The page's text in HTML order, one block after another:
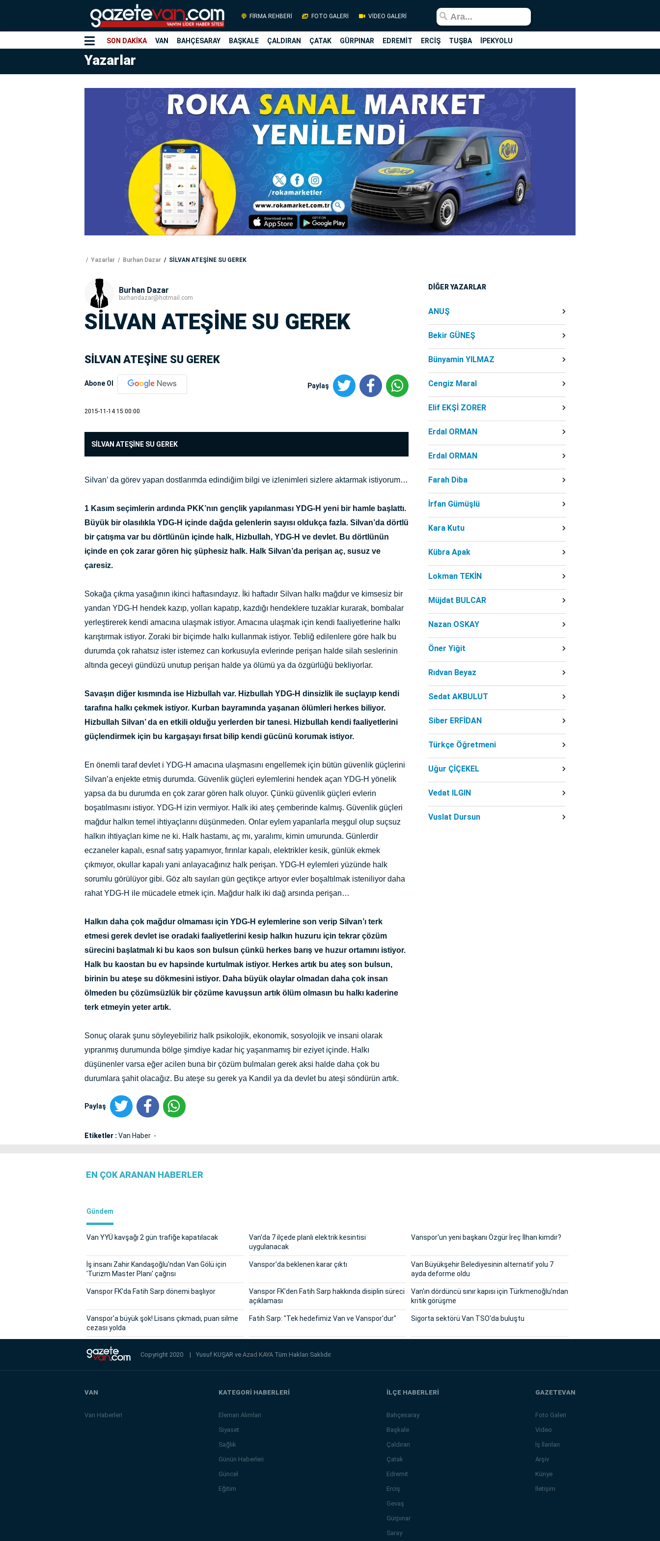
FİRMA REHBERİ FOTO GALERİ VİDEO GALERİ
SON DAKİKA VAN BAHÇESARAY BAŞKALE ÇALDIRAN ÇATAK GÜRPINAR EDREMİT ERCİŞ TUŞBA İPEKYOLU
Yazarlar
Yazarlar Burhan Dazar SİLVAN ATEŞİNE SU GEREK
Burhan Dazar
burhandazar@hotmail.com
SİLVAN ATEŞİNE SU GEREK
SİLVAN ATEŞİNE SU GEREK
Abone Ol Paylaş
2015-11-14 15:00:00
SİLVAN ATEŞİNE SU GEREK
Silvan’ da görev yapan dostlarımda edindiğim bilgi ve izlenimleri sizlere aktarmak istiyorum…
1 Kasım seçimlerin ardında PKK’nın gençlik yapılanması YDG-H yeni bir hamle başlattı.
Büyük bir olasılıkla YDG-H içinde dağda gelenlerin sayısı oldukça fazla. Silvan’da dörtlü
bir çatışma var bu dörtlünün içinde halk, Hizbullah, YDG-H ve devlet. Bu dörtlünün
içinde en çok zarar gören hiç şüphesiz halk. Halk Silvan’da perişan aç, susuz ve
çaresiz.
Sokağa çıkma yasağının ikinci haftasındayız. İki haftadır Silvan halkı mağdur ve kimsesiz bir
yandan YDG-H hendek kazıp, yolları kapatıp, kazdığı hendeklere tuzaklar kurarak, bombalar
yerleştirerek kendi amacına ulaşmak istiyor. Amacına ulaşmak için kendi faaliyetlerine halkı
karıştırmak istiyor. Zoraki bir biçimde halkı kullanmak istiyor. Tebliğ edilenlere göre halk bu
durumda çok rahatsız ister istemez can korkusuyla evlerinde perişan halde silah seslerinin
altında geceyi gündüzü unutup perişan halde ya ölümü ya da özgürlüğü bekliyorlar.
Savaşın diğer kısmında ise Hizbullah var. Hizbullah YDG-H dinsizlik ile suçlayıp kendi
tarafına halkı çekmek istiyor. Kurban bayramında yaşanan ölümleri herkes biliyor.
Hizbullah Silvan’ da en etkili olduğu yerlerden bir tanesi. Hizbullah kendi faaliyetlerini
güçlendirmek için bu kargaşayı fırsat bilip kendi gücünü korumak istiyor.
En önemli taraf devlet i YDG-H amacına ulaşmasını engellemek için bütün güvenlik güçlerini
Silvan’a enjekte etmiş durumda. Güvenlik güçleri eylemlerini hendek açan YDG-H yönelik
yapsa da bu durumda en çok zarar gören halk oluyor. Çünkü güvenlik güçleri evlerin
boşatılmasını istiyor. YDG-H izin vermiyor. Halk iki ateş çemberinde kalmış. Güvenlik güçleri
mağdur halkın temel ihtiyaçlarını düşünmeden. Onlar eylem yapanlarla meşgul olup suçsuz
halkın ihtiyaçları kime ne ki. Halk hastamı, aç mı, yaralımı, kimin umurunda. Günlerdir
eczaneler kapalı, esnaf satış yapamıyor, fırınlar kapalı, elektrikler kesik, günlük ekmek
çıkmıyor, okullar kapalı yani anlayacağınız halk perişan. YDG-H eylemleri yüzünde halk
sorumlu görülüyor gibi. Göz altı sayıları gün geçtikçe artıyor evler boşaltılmak isteniliyor daha
rahat YDG-H ile mücadele etmek için. Mağdur halk iki dağ arsında perişan…
Halkın daha çok mağdur olmaması için YDG-H eylemlerine son verip Silvan’ı terk
etmesi gerek devlet ise oradaki faaliyetlerini kesip halkın huzuru için tekrar çözüm
sürecini başlatmalı ki bu kaos son bulsun çünkü herkes barış ve huzur ortamını istiyor.
Halk bu kaostan bu ev hapsinde kurtulmak istiyor. Herkes artık bu ateş son bulsun,
birinin bu ateşe su dökmesini istiyor. Daha büyük olaylar olmadan daha çok insan
ölmeden bu çözümsüzlük bir çözüme kavuşsun artık ölüm olmasın bu halkı kaderine
terk etmeyin yeter artık.
Sonuç olarak şunu söyleyebiliriz halk psikolojik, ekonomik, sosyolojik ve insani olarak
yıpranmış durumunda bölge şimdiye kadar hiç yaşanmamış bir eziyet içinde. Halkı
düşünenler varsa eğer acilen buna bir çözüm bulmaları gerek aksi halde daha çok bu
durumlara şahit olacağız. Bu ateşe su gerek ya Kandil ya da devlet bu ateşi söndürün artık.
Paylaş
Etiketler :Van Haber
DİĞER YAZARLAR
ANUŞ
Bekir GÜNEŞ
Bünyamin YILMAZ
Cengiz Maral
Elif EKŞİ ZORER
Erdal ORMAN
Erdal ORMAN
Farah Diba
İrfan Gümüşlü
Kara Kutu
Kübra Apak
Lokman TEKİN
Müjdat BULCAR
Nazan OSKAY
Öner Yiğit
Rıdvan Beyaz
Sedat AKBULUT
Siber ERFİDAN
Türkçe Öğretmeni
Uğur ÇİÇEKEL
Vedat ILGIN
Vuslat Dursun
EN ÇOK ARANAN HABERLER
Gündem
Van YYÜ kavşağı 2 gün trafiğe kapatılacak
Van'da 7 ilçede planlı elektrik kesintisi
uygulanacak
Vanspor'un yeni başkanı Özgür İreç İlhan kimdir?
İş insanı Zahir Kandaşoğlu'ndan Van Gölü için
'Turizm Master Planı' çağrısı
Vanspor'da beklenen karar çıktı
Van Büyükşehir Belediyesinin alternatif yolu 7
ayda deforme oldu
Vanspor FK'da Fatih Sarp dönemi başlıyor
Vanspor FK'den Fatih Sarp hakkında disiplin süreci
açıklaması
Van'ın dördüncü sınır kapısı için Türkmenoğlu'ndan
kritik görüşme
Vanspor'a büyük şok! Lisans çıkmadı, puan silme
cezası yolda
Fatih Sarp: "Tek hedefimiz Van ve Vanspor'dur" Sigorta sektörü Van TSO'da buluştu
Copyright 2020 | Yusuf KUŞAR veAzad KAYA Tüm Hakları Saklıdır.
VAN
Van Haberleri
KATEGORİ HABERLERİ
Eleman Alımları
Siyaset
Sağlık
Günün Haberleri
Güncel
Eğitim
İLÇE HABERLERİ
Bahçesaray
Başkale
Çaldıran
Çatak
Edremit
Erciş
Gevaş
Gürpınar
Saray
GAZETEVAN
Foto Galeri
Video
İş İlanları
Arşiv
Künye
İletişim